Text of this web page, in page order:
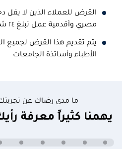
مصري وأقدمية عمل تبلغ ٢٤ شهرًا
يتم تقديم هذا القرض لجميع
الأطباء وأساتذة الجامعات
ما مدى رضاك عن
يهمنا كثيراً معرفة